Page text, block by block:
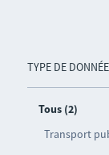
TYPE DE
Tous (2)
Transport